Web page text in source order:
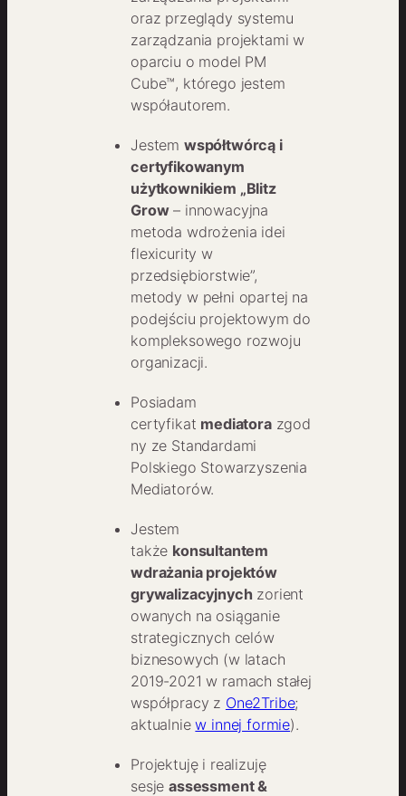
oraz przeglądy systemu
zarządzania projektami w
oparciu o model PM
Cube™, którego jestem
współautorem.
Jestem współtwórcą i
certyfikowanym
użytkownikiem „Blitz
Grow– innowacyjna
metoda wdrożenia idei
flexicurity w
przedsiębiorstwie”,
metody w pełni opartej na
podejściu projektowym do
kompleksowego rozwoju
organizacji.
Posiadam
certyfikat mediatorazgod
ny ze Standardami
Polskiego Stowarzyszenia
Mediatorów.
Jestem
także konsultantem
wdrażania projektów
grywalizacyjnych zorient
owanych na osiąganie
strategicznych celów
biznesowych (w latach
2019-2021 w ramach stałej
współpracy z One2Tribe;
aktualniew innej formie).
Projektuję i realizuję
sesjeassessment &